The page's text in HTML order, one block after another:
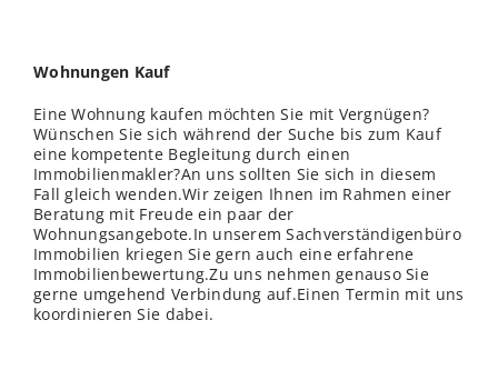
Wohnungen Kauf
Eine Wohnung kaufen möchten Sie mit Vergnügen?
Wünschen Sie sich während der Suche bis zum Kauf
eine kompetente Begleitung durch einen
Immobilienmakler?An uns sollten Sie sich in diesem
Fall gleich wenden.Wir zeigen Ihnen im Rahmen einer
Beratung mit Freude ein paar der
Wohnungsangebote.In unserem Sachverständigenbüro
Immobilien kriegen Sie gern auch eine erfahrene
Immobilienbewertung.Zu uns nehmen genauso Sie
gerne umgehend Verbindung auf.Einen Termin mit uns
koordinieren Sie dabei.